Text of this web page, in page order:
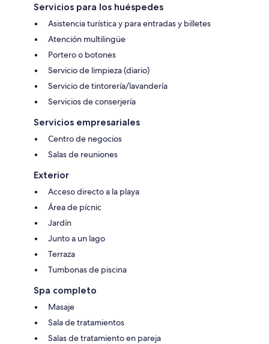
Servicios para los huéspedes
Asistencia turística y para entradas y billetes
Atención multilingüe
Portero o botones
Servicio de limpieza (diario)
Servicio de tintorería/lavandería
Servicios de conserjería
Servicios empresariales
Centro de negocios
Salas de reuniones
Exterior
Acceso directo a la playa
Área de pícnic
Jardín
Junto a un lago
Terraza
Tumbonas de piscina
Spa completo
Masaje
Sala de tratamientos
Salas de tratamiento en pareja